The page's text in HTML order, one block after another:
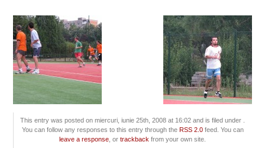
This entry was posted on miercuri, iunie 25th, 2008 at 16:02 and is filed under .
You can follow any responses to this entry through the RSS 2.0feed. You can
leave a response , ortrackback from your own site.